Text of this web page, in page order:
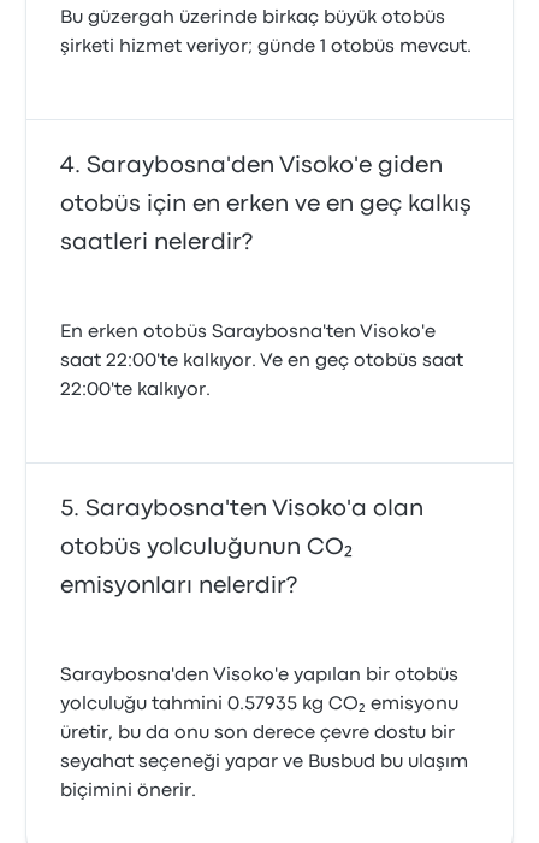
Bu güzergah üzerinde birkaç büyük otobüs
şirketi hizmet veriyor; günde 1 otobüs mevcut.
Saraybosna'den Visoko'e giden
otobüs için en erken ve en geç kalkış
saatleri nelerdir?
En erken otobüs Saraybosna'ten Visoko'e
saat 22:00'te kalkıyor. Ve en geç otobüs saat
22:00'te kalkıyor.
Saraybosna'ten Visoko'a olan
otobüs yolculuğunun CO₂
emisyonları nelerdir?
Saraybosna'den Visoko'e yapılan bir otobüs
yolculuğu tahmini 0.57935 kg CO₂ emisyonu
üretir, bu da onu son derece çevre dostu bir
seyahat seçeneği yapar ve Busbud bu ulaşım
biçimini önerir.